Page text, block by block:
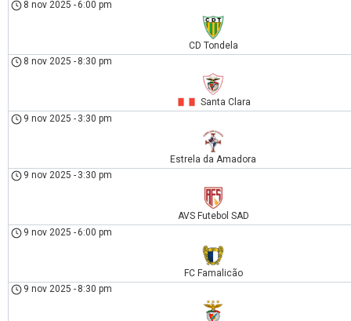
8 nov 2025 - 6:00 pm
CD Tondela
8 nov 2025 - 8:30 pm
Santa Clara
9 nov 2025 - 3:30 pm
Estrela da Amadora
9 nov 2025 - 3:30 pm
AVS Futebol SAD
9 nov 2025 - 6:00 pm
FC Famalicão
9 nov 2025 - 8:30 pm